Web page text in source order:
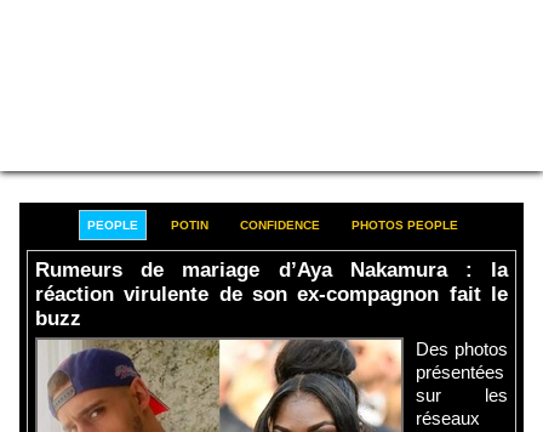
PEOPLE POTIN CONFIDENCE PHOTOS PEOPLE
Rumeurs de mariage d’Aya Nakamura : la
réaction virulente de son ex-compagnon fait le
buzz
Des photos
présentées
sur les
réseaux